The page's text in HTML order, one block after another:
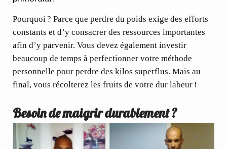
Pourquoi ? Parce que perdre du poids exige des efforts
constants et d’y consacrer des ressources importantes
afin d’y parvenir. Vous devez également investir
beaucoup de temps à perfectionner votre méthode
personnelle pour perdre des kilos superflus. Mais au
final, vous récolterez les fruits de votre dur labeur !
Besoin de maigrir durablement ?